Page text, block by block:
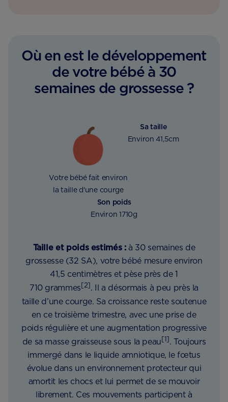
Où en est le développement
de votre bébé à 30
semaines de grossesse ?
Votre bébé fait environ
la taille d'une courge
Sa taille
Environ 41,5cm
Son poids
Environ 1710g
Taille et poids estimés : à 30 semaines de
grossesse (32 SA), votre bébé mesure environ
41,5 centimètres et pèse près de 1
710 grammes[2]. Il a désormais à peu près la
taille d’une courge. Sa croissance reste soutenue
en ce troisième trimestre, avec une prise de
poids régulière et une augmentation progressive
de sa masse graisseuse sous la peau[1]. Toujours
immergé dans le liquide amniotique, le fœtus
évolue dans un environnement protecteur qui
amortit les chocs et lui permet de se mouvoir
librement. Ces mouvements participent à